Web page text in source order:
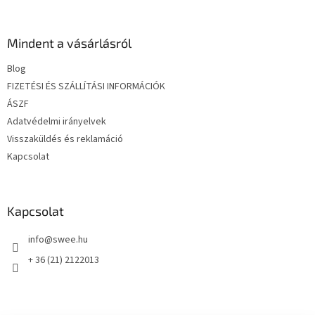
Mindent a vásárlásról
Blog
FIZETÉSI ÉS SZÁLLÍTÁSI INFORMÁCIÓK
ÁSZF
Adatvédelmi irányelvek
Visszaküldés és reklamáció
Kapcsolat
Kapcsolat
info@swee.hu
+ 36 (21) 2122013